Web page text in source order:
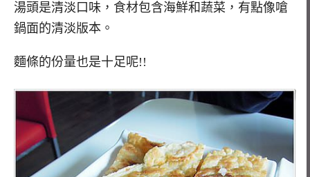
湯頭是清淡口味，食材包含海鮮和蔬菜，有點像嗆
鍋面的清淡版本。
麵條的份量也是十足呢!!